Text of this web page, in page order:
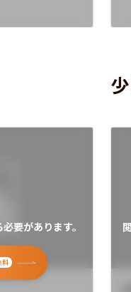
要があります。
料